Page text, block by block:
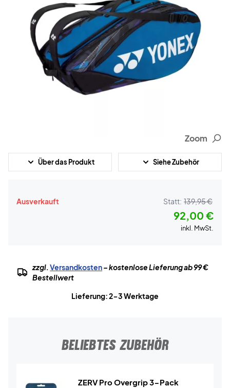
Zoom
Über das Produkt Siehe Zubehör
Ausverkauft Statt: 139,95 €
92,00 €
inkl. MwSt.
zzgl.Versandkosten– kostenlose Lieferung ab 99 €
Bestellwert
Lieferung: 2-3 Werktage
BELIEBTES ZUBEHÖR
ZERV Pro Overgrip 3-Pack